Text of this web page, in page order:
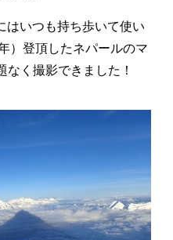
いつも持ち歩いて使い
）登頂したネパールのマ
く撮影できました！